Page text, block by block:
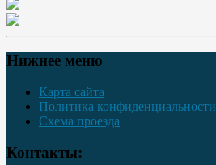
Нижнее меню
Карта сайта
Политика конфиденциальности
Схема проезда
Контакты: